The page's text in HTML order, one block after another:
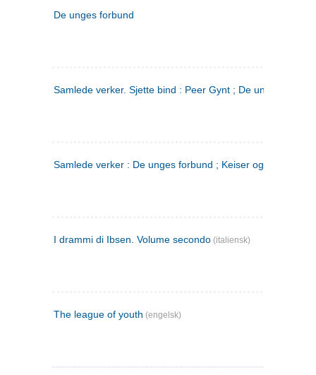
De unges forbund
Samlede verker. Sjette bind : Peer Gynt ; De unges
Samlede verker : De unges forbund ; Keiser og Galilæer. 3
I drammi di Ibsen. Volume secondo (italiensk)
The league of youth (engelsk)